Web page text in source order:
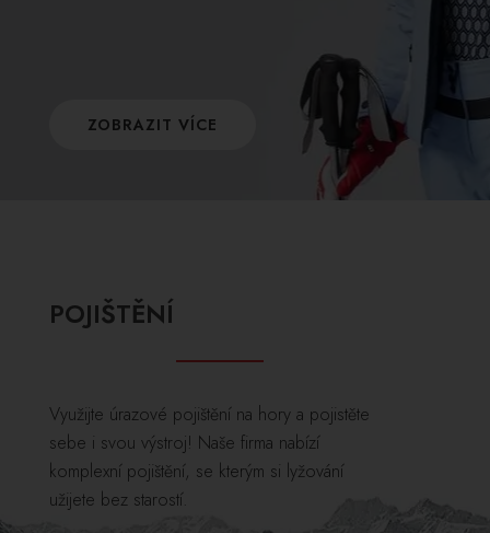
ZOBRAZIT VÍCE
POJIŠTĚNÍ
Využijte úrazové pojištění na hory a pojistěte
sebe i svou výstroj! Naše firma nabízí
komplexní pojištění, se kterým si lyžování
užijete bez starostí.